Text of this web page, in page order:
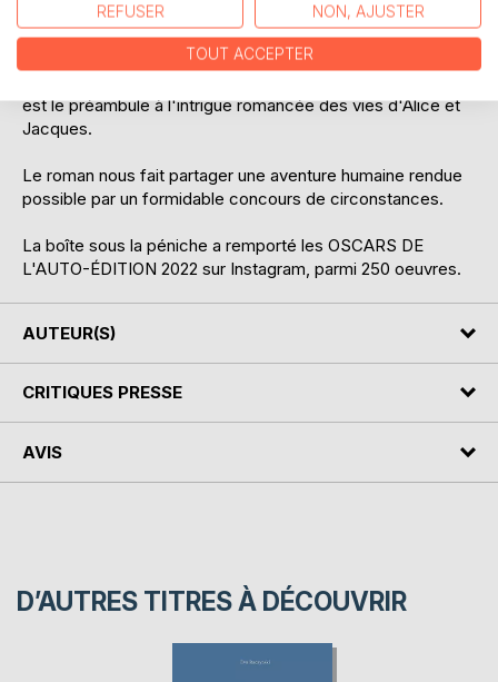
Il la repêche et y découvre un contenu d'objets
hétéroclites, une date, un nom.
est le préambule à l'intrigue romancée des vies d'Alice et
Jacques.
Le roman nous fait partager une aventure humaine rendue
possible par un formidable concours de circonstances.
La boîte sous la péniche a remporté les OSCARS DE
L'AUTO-ÉDITION 2022 sur Instagram, parmi 250 oeuvres.
AUTEUR(S)
CRITIQUES PRESSE
AVIS
D’AUTRES TITRES À DÉCOUVRIR
REFUSER NON, AJUSTER
TOUT ACCEPTER